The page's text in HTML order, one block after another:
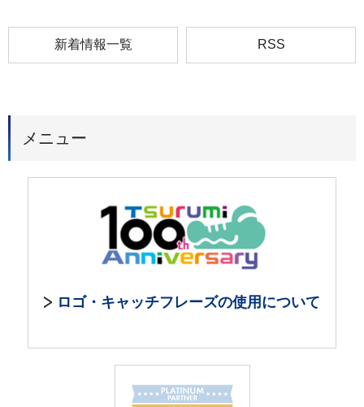
新着情報一覧 RSS
メニュー
ロゴ・キャッチフレーズの使用について